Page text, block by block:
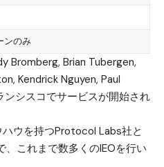
ンのみ
Bromberg, Brian Tubergen,
Kendrick Nguyen, Paul
シスコでサービスが開始され
ウを持つProtocol Labs社と
これまで数多くのIEOを行い